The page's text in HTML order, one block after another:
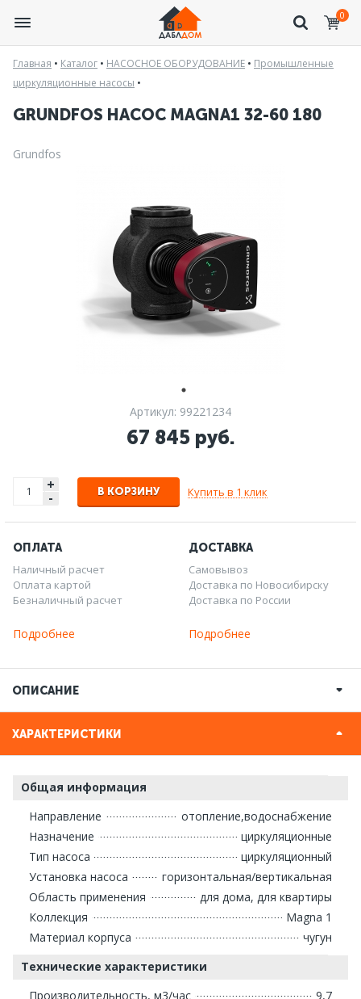
0
Главная • Каталог • НАСОСНОЕ ОБОРУДОВАНИЕ • Промышленные
циркуляционные насосы •
GRUNDFOS НАСОС MAGNA1 32-60 180
Grundfos
Артикул: 99221234
67 845 руб.
+
- В КОРЗИНУ Купить в 1 клик
ОПЛАТА
Наличный расчет
Оплата картой
Безналичный расчет
Подробнее
ДОСТАВКА
Самовывоз
Доставка по Новосибирску
Доставка по России
Подробнее
ОПИСАНИЕ
ХАРАКТЕРИСТИКИ
Общая информация
Направление
отопление,водоснабжение
Назначение
циркуляционные
Тип насоса
циркуляционный
Установка насоса
горизонтальная/вертикальная
Область применения
для дома, для квартиры
Коллекция
Magna 1
Материал корпуса
чугун
Технические характеристики
Производительность, м3/час
9,7